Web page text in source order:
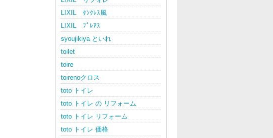
LIXIL ﾀﾝｸﾚｽ風
LIXIL ﾌﾟﾚｱｽ
syoujikiya といれ
toilet
toire
toirenoクロス
toto トイレ
toto トイレ の リフォーム
toto トイレ リフォーム
toto トイレ 価格